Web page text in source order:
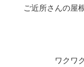
ご近所さんの屋
ワクワ